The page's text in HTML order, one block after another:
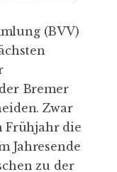
(BVV)
Bremer
Zwar
Frühjahr die
Jahresende
zu der